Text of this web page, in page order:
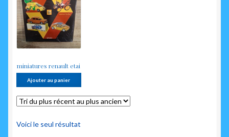
miniatures renault etai
Ajouter au panier
Voici le seul résultat